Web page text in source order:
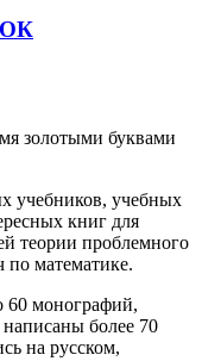
золотыми буквами
учебников, учебных
книг для
теории проблемного
по математике.
60 монографий,
более 70
на русском,